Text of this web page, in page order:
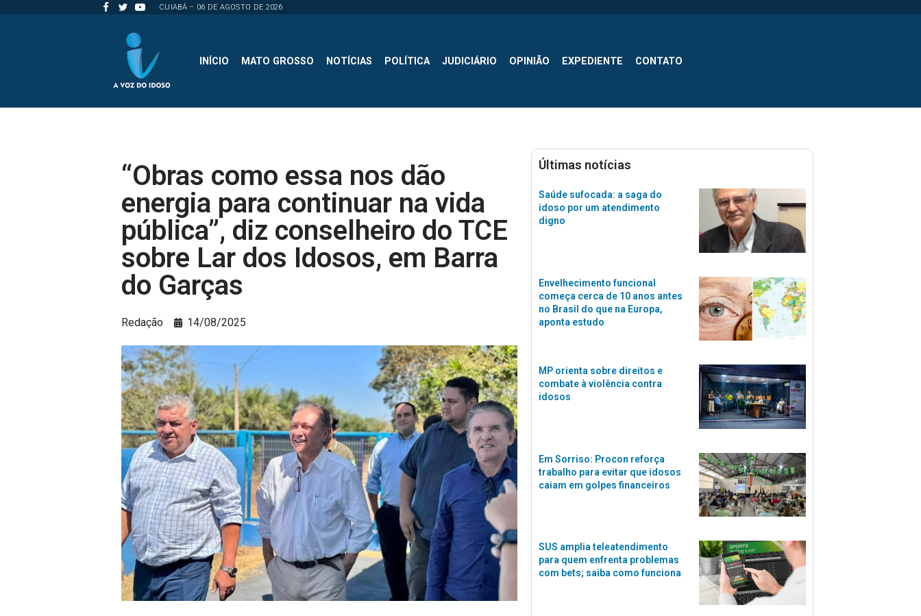
CUIABÁ – 06 DE AGOSTO DE 2026
INÍCIO MATO GROSSO NOTÍCIAS POLÍTICA JUDICIÁRIO OPINIÃO EXPEDIENTE CONTATO
“Obras como essa nos dão
energia para continuar na vida
pública”, diz conselheiro do TCE
sobre Lar dos Idosos, em Barra
do Garças
Redação 14/08/2025
Últimas notícias
Saúde sufocada: a saga do
idoso por um atendimento
digno
Envelhecimento funcional
começa cerca de 10 anos antes
no Brasil do que na Europa,
aponta estudo
MP orienta sobre direitos e
combate à violência contra
idosos
Em Sorriso: Procon reforça
trabalho para evitar que idosos
caiam em golpes financeiros
SUS amplia teleatendimento
para quem enfrenta problemas
com bets; saiba como funciona